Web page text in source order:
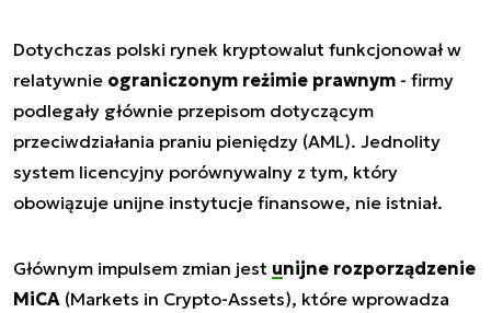
Dotychczas polski rynek kryptowalut funkcjonował w
relatywnie ograniczonym reżimie prawnym - firmy
podlegały głównie przepisom dotyczącym
przeciwdziałania praniu pieniędzy (AML). Jednolity
system licencyjny porównywalny z tym, który
obowiązuje unijne instytucje finansowe, nie istniał.
Głównym impulsem zmian jest unijne rozporządzenie
MiCA (Markets in Crypto-Assets), które wprowadza